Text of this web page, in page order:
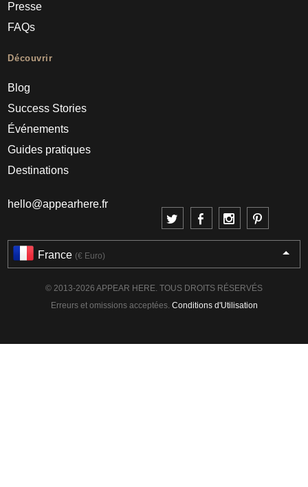
Presse
FAQs
Découvrir
Blog
Success Stories
Événements
Guides pratiques
Destinations
hello@appearhere.fr
France (€ Euro)
© 2013-2026 APPEAR HERE. TOUS DROITS RÉSERVÉS
Erreurs et omissions acceptées. Conditions d'Utilisation